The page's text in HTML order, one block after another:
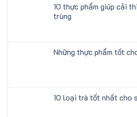
10 thực phẩm giúp cải
trùng
Những thực phẩm tốt
10 loại trà tốt nhất cho